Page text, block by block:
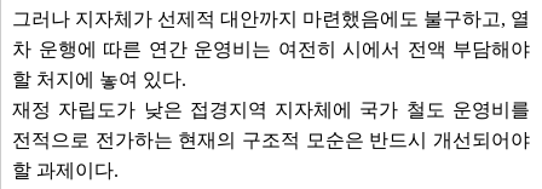
안건보기 선택취소
부록
그러나 지자체가 선제적 대안까지 마련했음에도 불구하고, 열
차 운행에 따른 연간 운영비는 여전히 시에서 전액 부담해야
할 처지에 놓여 있다.
재정 자립도가 낮은 접경지역 지자체에 국가 철도 운영비를
전적으로 전가하는 현재의 구조적 모순은 반드시 개선되어야
할 과제이다.